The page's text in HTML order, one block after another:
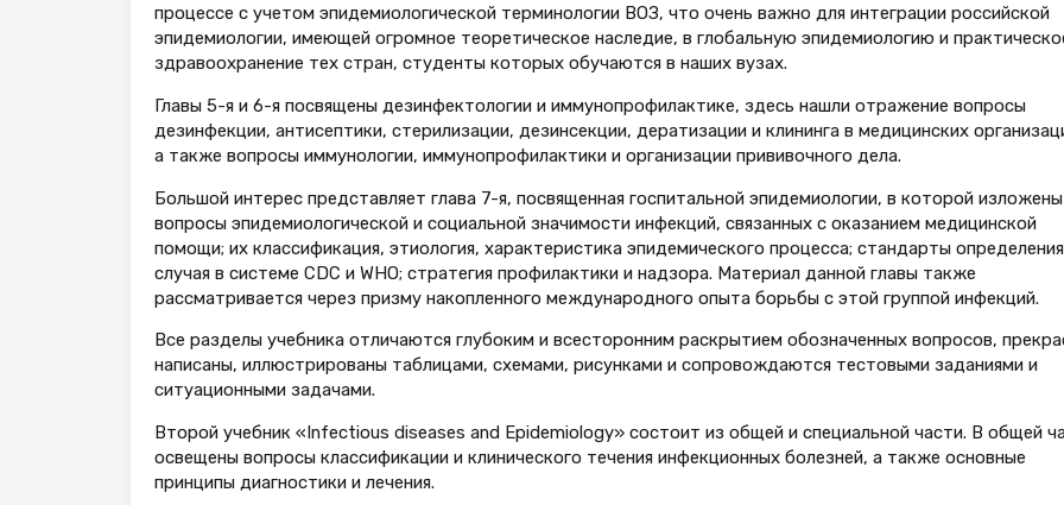
процессе с учетом эпидемиологической терминологии ВОЗ, что очень важно для интеграции российской
эпидемиологии, имеющей огромное теоретическое наследие, в глобальную эпидемиологию и
здравоохранение тех стран, студенты которых обучаются в наших вузах.
Главы 5-я и 6-я посвящены дезинфектологии и иммунопрофилактике, здесь нашли отражение вопросы
дезинфекции, антисептики, стерилизации, дезинсекции, дератизации и клининга в медицинских
а также вопросы иммунологии, иммунопрофилактики и организации прививочного дела.
Большой интерес представляет глава 7-я, посвященная госпитальной эпидемиологии, в которой изложены
вопросы эпидемиологической и социальной значимости инфекций, связанных с оказанием медицинской
помощи; их классификация, этиология, характеристика эпидемического процесса; стандарты определения
случая в системе CDC и WHO; стратегия профилактики и надзора. Материал данной главы также
рассматривается через призму накопленного международного опыта борьбы с этой группой инфекций.
Все разделы учебника отличаются глубоким и всесторонним раскрытием обозначенных вопросов,
написаны, иллюстрированы таблицами, схемами, рисунками и сопровождаются тестовыми заданиями и
ситуационными задачами.
Второй учебник «Infectious diseases and Epidemiology» состоит из общей и специальной части. В общей
освещены вопросы классификации и клинического течения инфекционных болезней, а также основные
принципы диагностики и лечения.